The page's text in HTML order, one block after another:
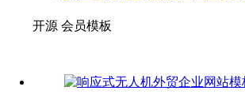
开源 会员模板